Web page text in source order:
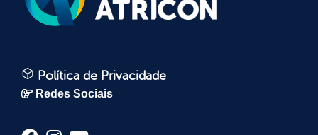
Política de Privacidade
Redes Sociais